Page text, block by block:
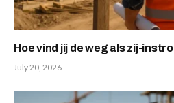
Hoe vind jij de weg als zij-
July 20, 2026